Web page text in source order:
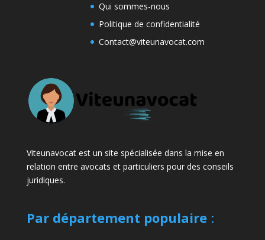
Qui sommes-nous
Politique de confidentialité
Contact@viteunavocat.com
Viteunavocat est un site spécialisée dans la mise en
relation entre avocats et particuliers pour des conseils
juridiques.
Par département populaire: